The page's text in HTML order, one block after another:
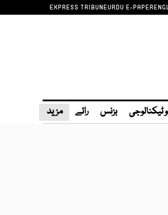
EXPRESS TRIBUNEURDU E-PAPER
ٹیکنالوجی بزنس رائے مزید